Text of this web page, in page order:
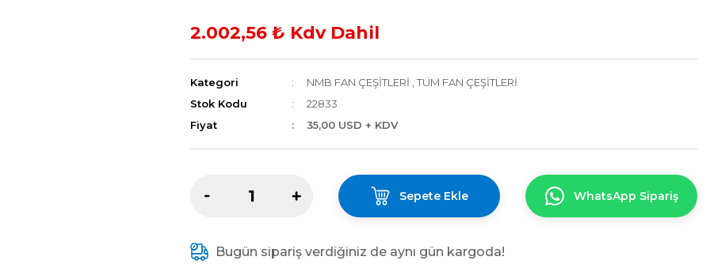
2.002,56 ₺ Kdv Dahil
Kategori NMB FAN ÇEŞİTLERİ
TÜM FAN ÇEŞİTLERİ
Stok Kodu
22833
Fiyat
35,00 USD + KDV
Sepete Ekle WhatsApp Sipariş
Bugün sipariş verdiğiniz de aynı gün kargoda!